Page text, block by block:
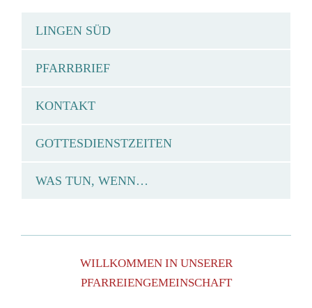
LINGEN SÜD
PFARRBRIEF
KONTAKT
GOTTESDIENSTZEITEN
WAS TUN, WENN…
WILLKOMMEN IN UNSERER
PFARREIENGEMEINSCHAFT